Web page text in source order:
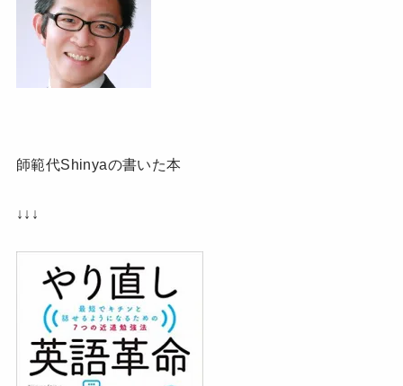
師範代Shinyaの書いた本
↓↓↓